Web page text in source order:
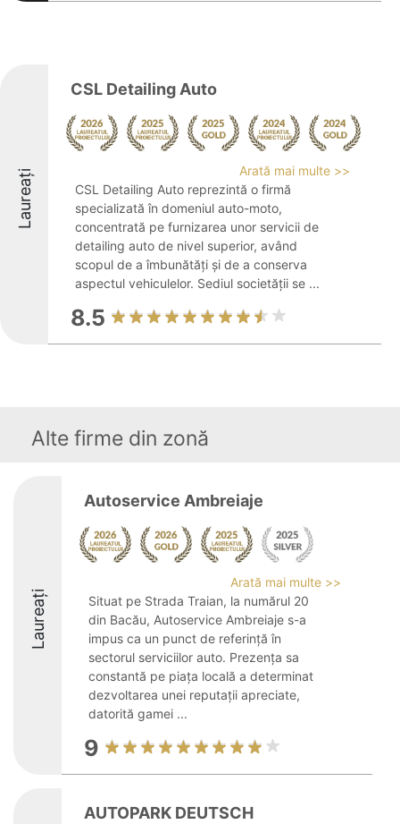
Laureați
CSL Detailing Auto
Arată mai multe >>
CSL Detailing Auto reprezintă o firmă
specializată în domeniul auto-moto,
concentrată pe furnizarea unor servicii de
detailing auto de nivel superior, având
scopul de a îmbunătăți și de a conserva
aspectul vehiculelor. Sediul societății se ...
8.5
Alte firme din zonă
Laureați
Autoservice Ambreiaje
Arată mai multe >>
Situat pe Strada Traian, la numărul 20
din Bacău, Autoservice Ambreiaje s-a
impus ca un punct de referință în
sectorul serviciilor auto. Prezența sa
constantă pe piața locală a determinat
dezvoltarea unei reputații apreciate,
datorită gamei ...
9
AUTOPARK DEUTSCH